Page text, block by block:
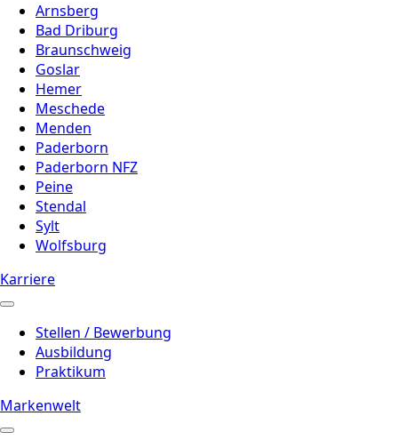
Arnsberg
Bad Driburg
Braunschweig
Goslar
Hemer
Meschede
Menden
Paderborn
Paderborn NFZ
Peine
Stendal
Sylt
Wolfsburg
Karriere
Stellen / Bewerbung
Ausbildung
Praktikum
Markenwelt